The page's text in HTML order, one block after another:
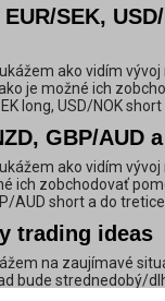
SEK,
ako vidím vývoj
je možné ich
long, USD/NOK short
GBP/AUD
ako vidím vývoj
ich zobchodovať
AUD short a do
trading ideas
na zaujímavé
bude strednedobý/